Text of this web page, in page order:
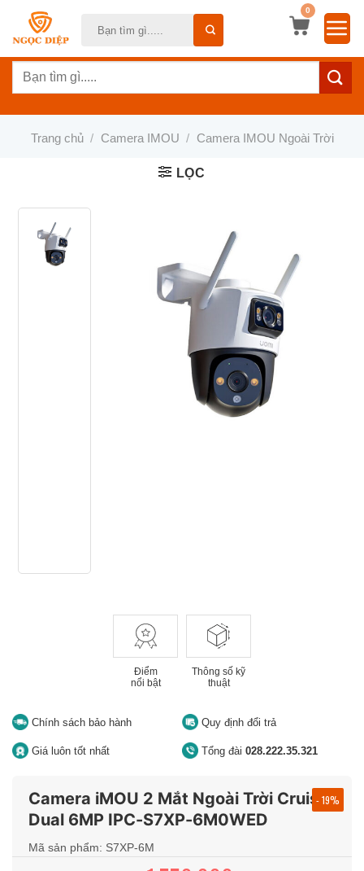
dung
0
Tìm
Trang chủ / Camera IMOU / Camera IMOU Ngoài Trời
LỌC
Điểm
nổi bật
Thông số kỹ
thuật
Chính sách bảo hành Quy định đổi trả
Giá luôn tốt nhất Tổng đài 028.222.35.321
Camera iMOU 2 Mắt Ngoài Trời Cruiser
Dual 6MP IPC-S7XP-6M0WED
Mã sản phẩm: S7XP-6M
- 19%